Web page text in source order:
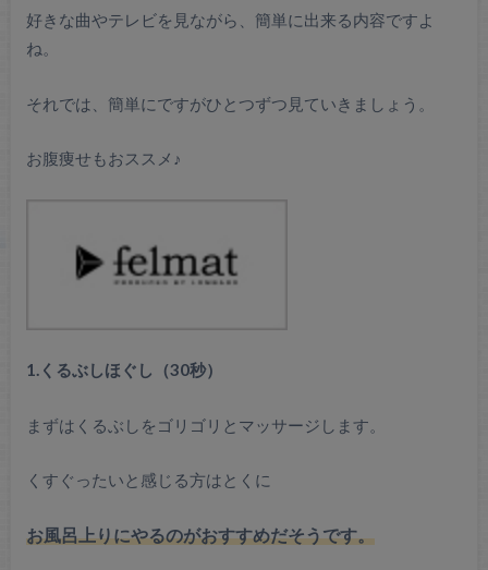
好きな曲やテレビを見ながら、簡単に出来る内容ですよ
ね。
それでは、簡単にですがひとつずつ見ていきましょう。
お腹痩せもおススメ♪
1.くるぶしほぐし（30秒）
まずはくるぶしをゴリゴリとマッサージします。
くすぐったいと感じる方はとくに
お風呂上りにやるのがおすすめだそうです。